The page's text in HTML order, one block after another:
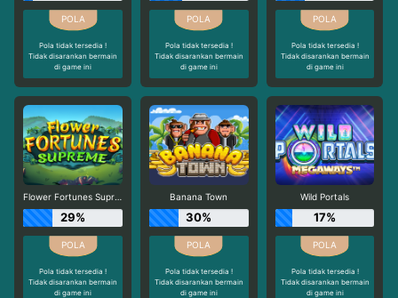
Pola tidak tersedia !
Tidak disarankan bermain
di game ini
Pola tidak tersedia !
Tidak disarankan bermain
di game ini
Pola tidak tersedia !
Tidak disarankan bermain
di game ini
Flower Fortunes Supreme
29%
Pola tidak tersedia !
Tidak disarankan bermain
di game ini
Banana Town
30%
Pola tidak tersedia !
Tidak disarankan bermain
di game ini
Wild Portals
17%
Pola tidak tersedia !
Tidak disarankan bermain
di game ini